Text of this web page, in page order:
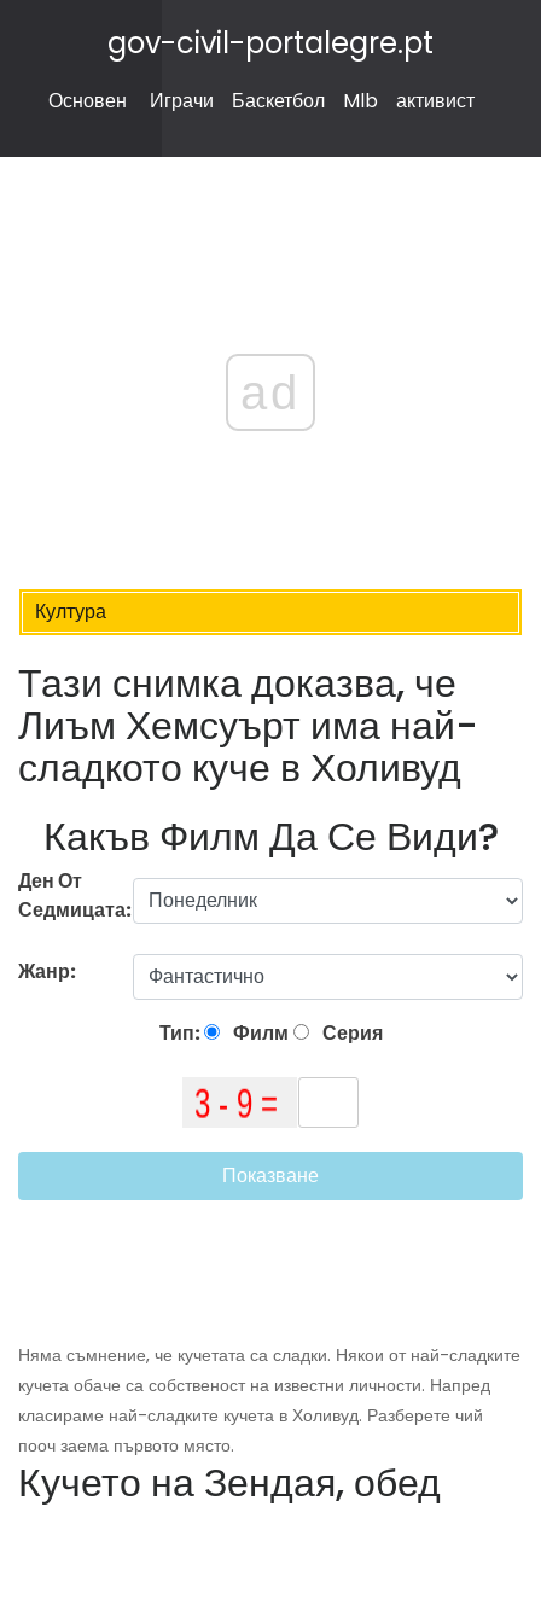
gov-civil-portalegre.pt
Основен Играчи Баскетбол Mlb активист
ad
Култура
Тази снимка доказва, че
Лиъм Хемсуърт има най-
сладкото куче в Холивуд
Какъв Филм Да Се Види?
Ден От
Седмицата:
Жанр:
Тип: Филм Серия
Показване
Няма съмнение, че кучетата са сладки. Някои от най-сладките
кучета обаче са собственост на известни личности. Напред
класираме най-сладките кучета в Холивуд. Разберете чий
пооч заема първото място.
Кучето на Зендая, обед